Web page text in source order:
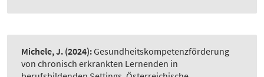
Michele, J. (2024):Gesundheitskompetenzförderung
von chronisch erkrankten Lernenden in